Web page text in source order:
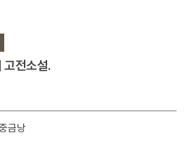
고전소설.
금낭